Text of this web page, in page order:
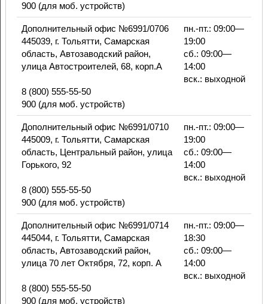
900 (для моб. устройств)
Дополнительный офис №6991/0706
445039, г. Тольятти, Самарская
область, Автозаводский район,
улица Автостроителей, 68, корп.А
8 (800) 555-55-50
900 (для моб. устройств)
пн.-пт.: 09:00—
19:00
сб.: 09:00—
14:00
вск.: выходной
Дополнительный офис №6991/0710
445009, г. Тольятти, Самарская
область, Центральный район, улица
Горького, 92
8 (800) 555-55-50
900 (для моб. устройств)
пн.-пт.: 09:00—
19:00
сб.: 09:00—
14:00
вск.: выходной
Дополнительный офис №6991/0714
445044, г. Тольятти, Самарская
область, Автозаводский район,
улица 70 лет Октября, 72, корп. А
8 (800) 555-55-50
900 (для моб. устройств)
пн.-пт.: 09:00—
18:30
сб.: 09:00—
14:00
вск.: выходной